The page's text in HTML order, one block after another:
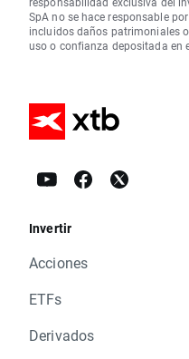
SpA no se hace responsable
incluidos daños patrimoniales
uso o confianza depositada en
Invertir
Acciones
ETFs
Derivados